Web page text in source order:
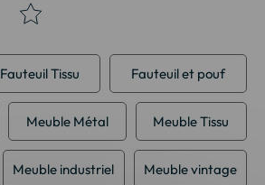
Fauteuil Tissu Fauteuil et pouf
Meuble Métal Meuble Tissu
Meuble industriel Meuble vintage